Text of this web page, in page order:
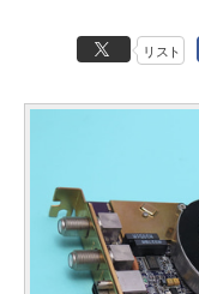
リスト